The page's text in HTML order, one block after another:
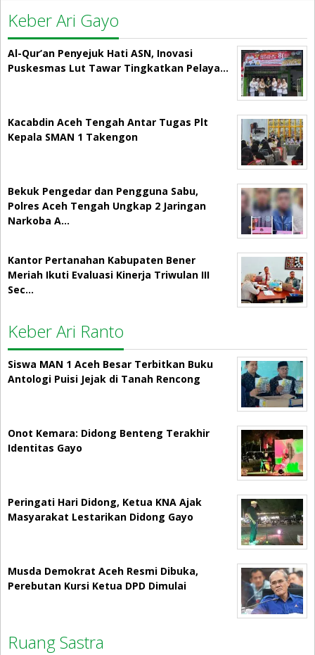
Keber Ari Gayo
Al-Qur’an Penyejuk Hati ASN, Inovasi
Puskesmas Lut Tawar Tingkatkan Pelaya…
Kacabdin Aceh Tengah Antar Tugas Plt
Kepala SMAN 1 Takengon
Bekuk Pengedar dan Pengguna Sabu,
Polres Aceh Tengah Ungkap 2 Jaringan
Narkoba A…
Kantor Pertanahan Kabupaten Bener
Meriah Ikuti Evaluasi Kinerja Triwulan III
Sec…
Keber Ari Ranto
Siswa MAN 1 Aceh Besar Terbitkan Buku
Antologi Puisi Jejak di Tanah Rencong
Onot Kemara: Didong Benteng Terakhir
Identitas Gayo
Peringati Hari Didong, Ketua KNA Ajak
Masyarakat Lestarikan Didong Gayo
Musda Demokrat Aceh Resmi Dibuka,
Perebutan Kursi Ketua DPD Dimulai
Ruang Sastra